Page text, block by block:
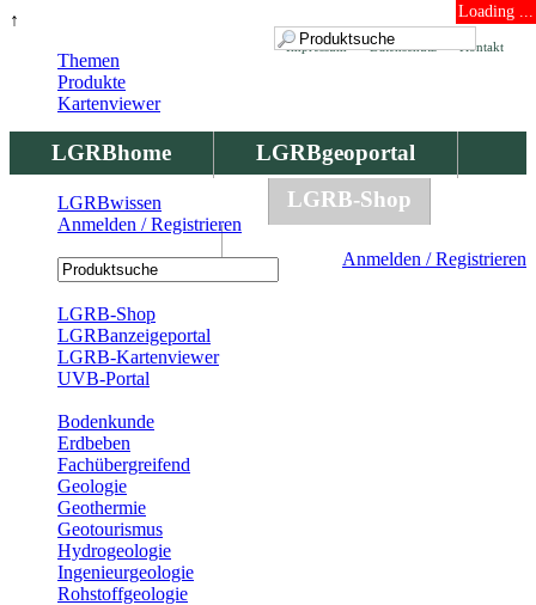
↑ Loading ...
Kontakt
Datenschutz
Impressum
LGRBhome
LGRBgeoportal
LGRBbohrungen
LGRB-Shop
Anmelden / Registrieren
Themen
Produkte
Kartenviewer
LGRBwissen
Anmelden / Registrieren
LGRB-Shop
LGRBanzeigeportal
LGRB-Kartenviewer
UVB-Portal
Bodenkunde
Erdbeben
Fachübergreifend
Geologie
Geothermie
Geotourismus
Hydrogeologie
Ingenieurgeologie
Rohstoffgeologie